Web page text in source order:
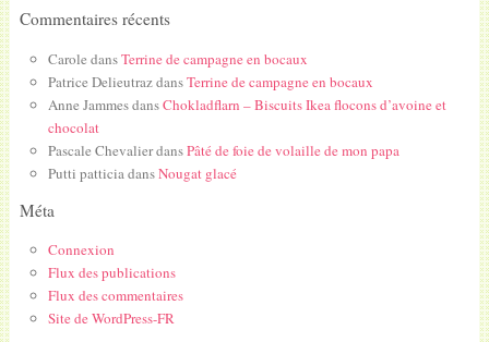
Commentaires récents
Carole dansTerrine de campagne en bocaux
Patrice DelieutrazdansTerrine de campagne en bocaux
Anne JammesdansChokladflarn – Biscuits Ikea flocons d’avoine et
chocolat
Pascale ChevalierdansPâté de foie de volaille de mon papa
Putti patticiadansNougat glacé
Méta
Connexion
Flux des publications
Flux des commentaires
Site de WordPress-FR